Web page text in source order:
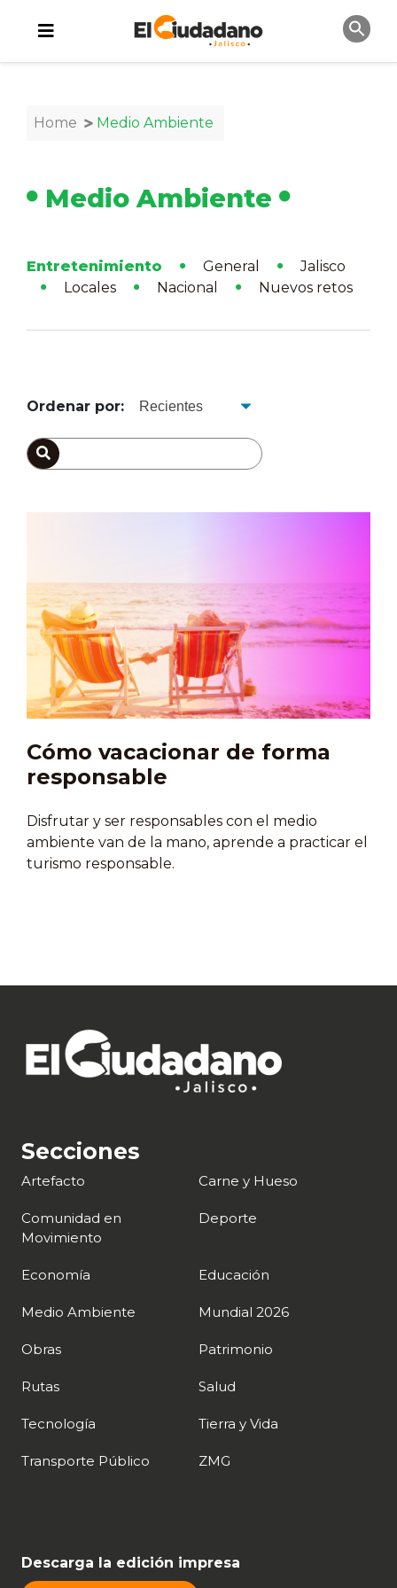
Home Medio Ambiente
Medio Ambiente
Entretenimiento General
Jalisco
Locales
Nacional Nuevos retos
Ordenar por:
Cómo vacacionar de forma
responsable
Disfrutar y ser responsables con el medio
ambiente van de la mano, aprende a practicar el
turismo responsable.
Secciones
Artefacto Carne y Hueso
Comunidad en
Movimiento
Deporte
Economía Educación
Medio Ambiente Mundial 2026
Obras Patrimonio
Rutas Salud
Tecnología Tierra y Vida
Transporte Público ZMG
Descarga la edición impresa